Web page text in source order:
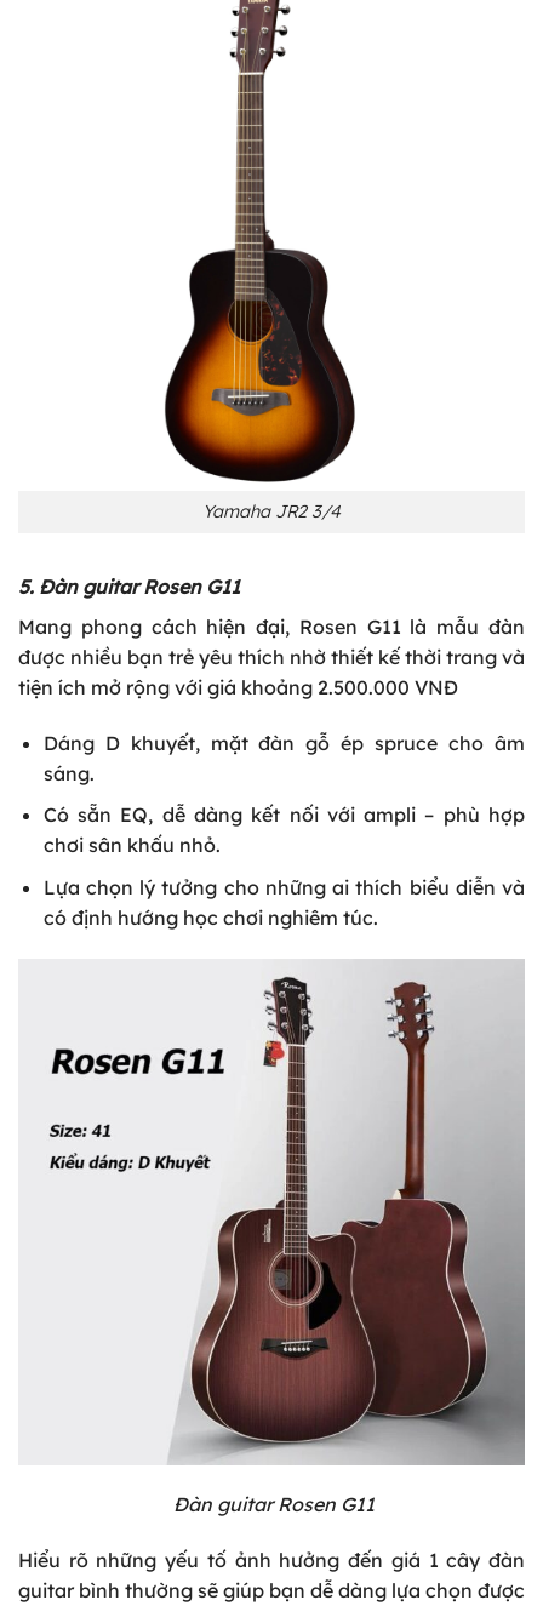
Yamaha JR2 3/4
5. Đàn guitar Rosen G11
Mang phong cách hiện đại, Rosen G11 là mẫu đàn
được nhiều bạn trẻ yêu thích nhờ thiết kế thời trang và
tiện ích mở rộng với giá khoảng 2.500.000 VNĐ
Dáng D khuyết, mặt đàn gỗ ép spruce cho âm
sáng.
Có sẵn EQ, dễ dàng kết nối với ampli – phù hợp
chơi sân khấu nhỏ.
Lựa chọn lý tưởng cho những ai thích biểu diễn và
có định hướng học chơi nghiêm túc.
Đàn guitar Rosen G11
Hiểu rõ những yếu tố ảnh hưởng đến giá 1 cây đàn
guitar bình thường sẽ giúp bạn dễ dàng lựa chọn được